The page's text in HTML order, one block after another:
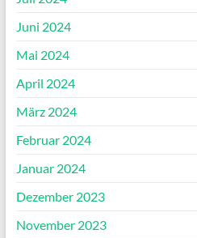
Juni 2024
Mai 2024
April 2024
März 2024
Februar 2024
Januar 2024
Dezember 2023
November 2023